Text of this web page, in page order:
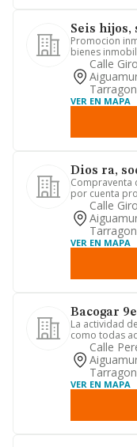
Seis hijos,
Promocion
bienes
propia.
Calle
VER EN MAPA
Dios ra,
Compraventa
por cuenta
inmobiliaria;
Calle
VER EN MAPA
Bacogar
La actividad
como todas
análogas y
Calle
VER EN MAPA